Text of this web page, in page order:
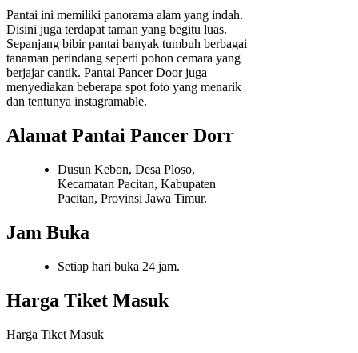
Pantai ini memiliki panorama alam yang indah.
Disini juga terdapat taman yang begitu luas.
Sepanjang bibir pantai banyak tumbuh berbagai
tanaman perindang seperti pohon cemara yang
berjajar cantik. Pantai Pancer Door juga
menyediakan beberapa spot foto yang menarik
dan tentunya instagramable.
Alamat Pantai Pancer Dorr
Dusun Kebon, Desa Ploso,
Kecamatan Pacitan, Kabupaten
Pacitan, Provinsi Jawa Timur.
Jam Buka
Setiap hari buka 24 jam.
Harga Tiket Masuk
Harga Tiket Masuk